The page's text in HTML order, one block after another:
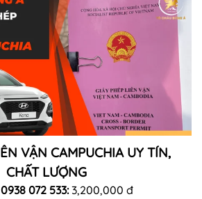
VẬN CAMPUCHIA UY TÍN,
CHẤT LƯỢNG
072 533:3,200,000 đ